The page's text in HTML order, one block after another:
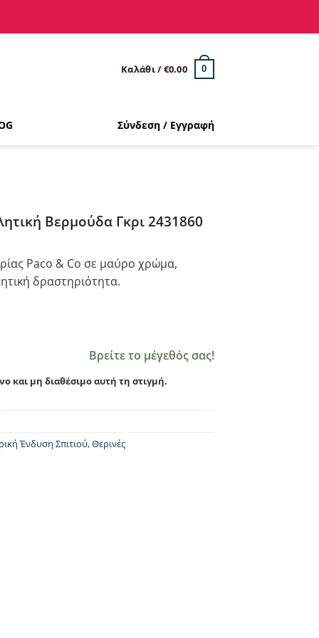
Καλάθι /€0.00 0
Σύνδεση / Εγγραφή
Βερμούδα Γκρι 2431860
Paco & Co σε μαύρο χρώμα,
δραστηριότητα.
Βρείτε το μέγεθός σας!
και μη διαθέσιμο αυτή τη στιγμή.
Ένδυση Σπιτιού,Θερινές